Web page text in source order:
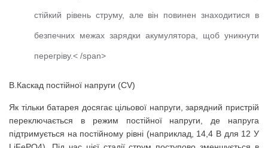
стійкий рівень струму, але він повинен знаходитися в
безпечних межах зарядки акумулятора, щоб уникнути
перегріву.< /span>
B.Каскад постійної напруги (CV)
Як тільки батарея досягає цільової напруги, зарядний пристрій
переключається в режим постійної напруги, де напруга
підтримується на постійному рівні (наприклад, 14,4 В для 12 У